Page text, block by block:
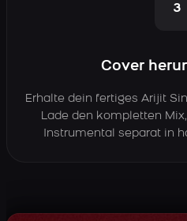
3
Cover
Erhalte dein fertiges Arijit
Lade den kompletten
Instrumental separat in